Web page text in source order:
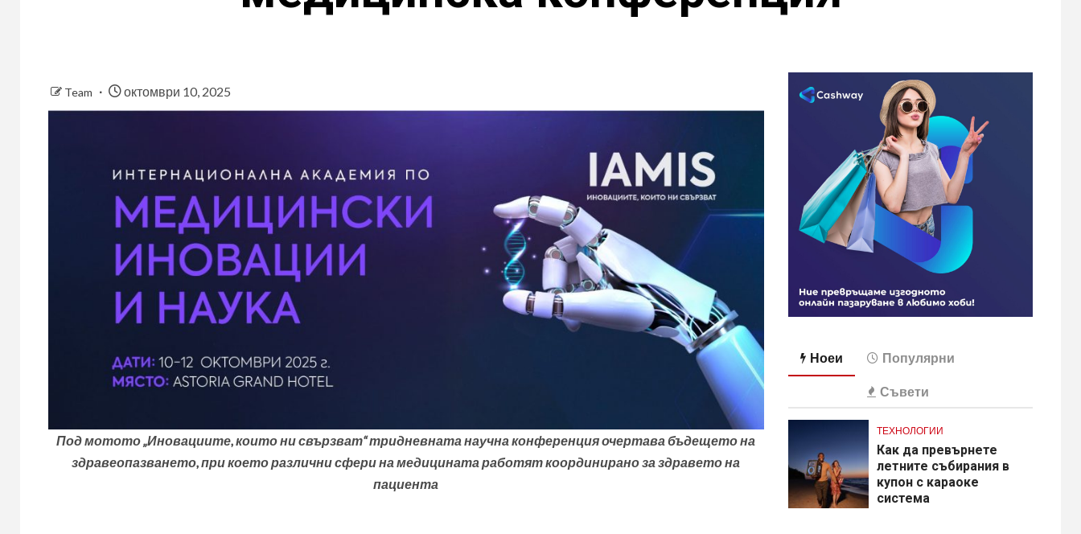
Team октомври 10, 2025
Под мотото „Иновациите, които ни свързват“ тридневната научна конференция очертава бъдещето на
здравеопазването, при което различни сфери на медицината работят координирано за здравето на
пациента
Ноеи Популярни
Съвети
ТЕХНОЛОГИИ
Как да превърнете
летните събирания в
купон с караоке
система